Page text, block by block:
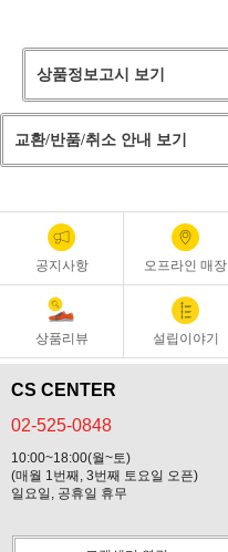
상품정보고시 보기
교환/반품/취소 안내 보기
공지사항 오프라인 매장
상품리뷰 설립이야기
CS CENTER
02-525-0848
10:00~18:00(월~토)
(매월 1번째, 3번째 토요일 오픈)
일요일, 공휴일 휴무